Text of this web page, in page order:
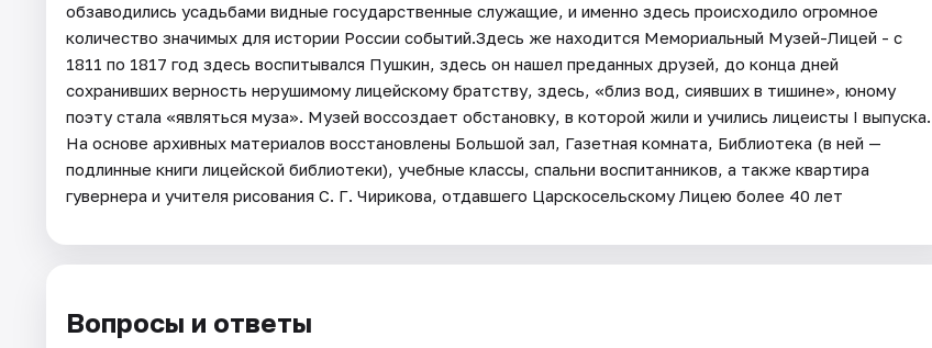
обзаводились усадьбами видные государственные служащие, и именно здесь происходило огромное
количество значимых для истории России событий.Здесь же находится Мемориальный Музей-Лицей - с
1811 по 1817 год здесь воспитывался Пушкин, здесь он нашел преданных друзей, до конца дней
сохранивших верность нерушимому лицейскому братству, здесь, «близ вод, сиявших в тишине», юному
поэту стала «являться муза». Музей воссоздает обстановку, в которой жили и учились лицеисты I выпуска.
На основе архивных материалов восстановлены Большой зал, Газетная комната, Библиотека (в ней —
подлинные книги лицейской библиотеки), учебные классы, спальни воспитанников, а также квартира
гувернера и учителя рисования С. Г. Чирикова, отдавшего Царскосельскому Лицею более 40 лет
Вопросы и ответы